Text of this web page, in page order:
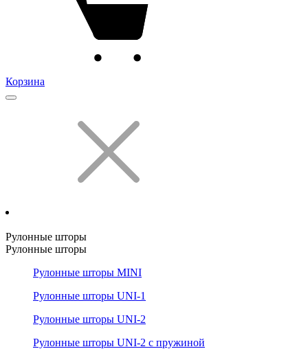
Корзина
Рулонные шторы
Рулонные шторы
Рулонные шторы MINI
Рулонные шторы UNI-1
Рулонные шторы UNI-2
Рулонные шторы UNI-2 с пружиной